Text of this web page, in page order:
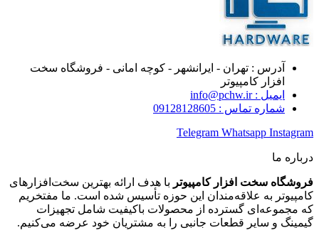
آدرس : تهران - ایرانشهر - کوچه امانی - فروشگاه سخت
افزار کامپیوتر
ایمیل : info@pchw.ir
شماره تماس : 09128128605
Telegram Whatsapp Instagram
درباره ما
فروشگاه سخت افزار کامپیوتر با هدف ارائه بهترین سخت‌افزارهای
کامپیوتر به علاقه‌مندان این حوزه تأسیس شده است. ما مفتخریم
که مجموعه‌ای گسترده از محصولات باکیفیت شامل تجهیزات
گیمینگ و سایر قطعات جانبی را به مشتریان خود عرضه می‌کنیم.